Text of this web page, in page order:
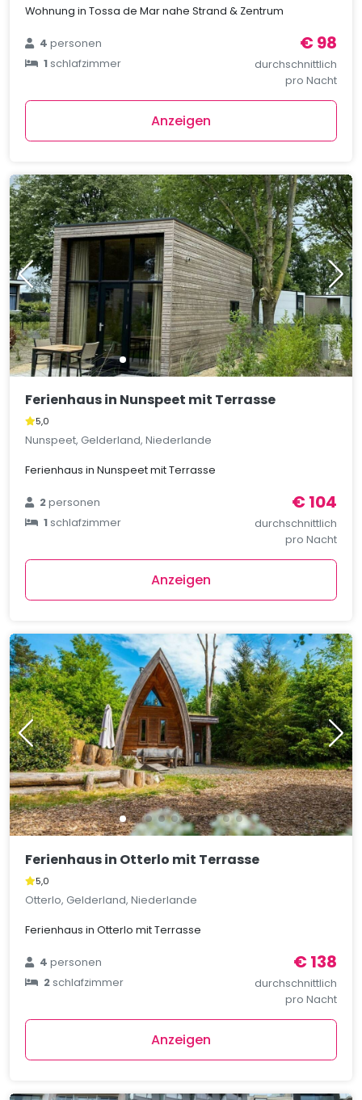
Wohnung in Tossa de Mar nahe Strand & Zentrum
4personen
1schlafzimmer
€ 98
durchschnittlich
pro Nacht
Anzeigen
Ferienhaus in Nunspeet mit Terrasse
5,0
Nunspeet, Gelderland, Niederlande
Ferienhaus in Nunspeet mit Terrasse
2personen
1schlafzimmer
€ 104
durchschnittlich
pro Nacht
Anzeigen
Ferienhaus in Otterlo mit Terrasse
5,0
Otterlo, Gelderland, Niederlande
Ferienhaus in Otterlo mit Terrasse
4personen
2schlafzimmer
€ 138
durchschnittlich
pro Nacht
Anzeigen